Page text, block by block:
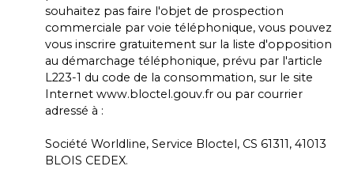
souhaitez pas faire l'objet de prospection
commerciale par voie téléphonique, vous pouvez
vous inscrire gratuitement sur la liste d'opposition
au démarchage téléphonique, prévu par l'article
L223-1 du code de la consommation, sur le site
Internet www.bloctel.gouv.fr ou par courrier
adressé à :
Société Worldline, Service Bloctel, CS 61311, 41013
BLOIS CEDEX.